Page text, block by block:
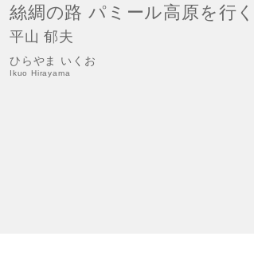
絲綢の路 パミール高原を行く
平山 郁夫
ひらやま いくお
Ikuo Hirayama